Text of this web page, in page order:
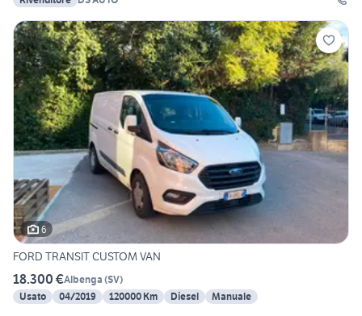
6
FORD TRANSIT CUSTOM VAN
18.300 €Albenga (SV)
Usato
04/2019 120000 Km Diesel Manuale